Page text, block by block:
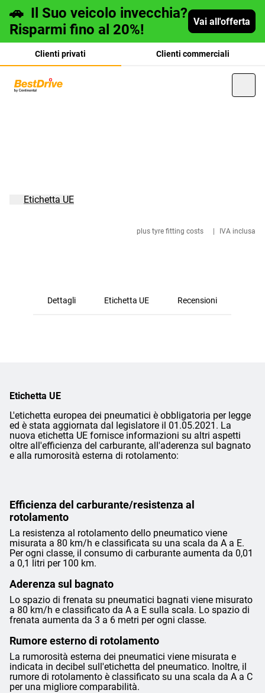
🚗 Il Suo veicolo invecchia?
Risparmi fino al 20%!
Vai all'offerta
Clienti privati Clienti commerciali
plus tyre fitting costs IVA inclusa
Etichetta UE
Dettagli Etichetta UE Recensioni
Etichetta UE
L'etichetta europea dei pneumatici è obbligatoria per legge
ed è stata aggiornata dal legislatore il 01.05.2021. La
nuova etichetta UE fornisce informazioni su altri aspetti
oltre all'efficienza del carburante, all'aderenza sul bagnato
e alla rumorosità esterna di rotolamento:
Efficienza del carburante/resistenza al
rotolamento
La resistenza al rotolamento dello pneumatico viene
misurata a 80 km/h e classificata su una scala da A a E.
Per ogni classe, il consumo di carburante aumenta da 0,01
a 0,1 litri per 100 km.
Aderenza sul bagnato
Lo spazio di frenata su pneumatici bagnati viene misurato
a 80 km/h e classificato da A a E sulla scala. Lo spazio di
frenata aumenta da 3 a 6 metri per ogni classe.
Rumore esterno di rotolamento
La rumorosità esterna dei pneumatici viene misurata e
indicata in decibel sull'etichetta del pneumatico. Inoltre, il
rumore di rotolamento è classificato su una scala da A a C
per una migliore comparabilità.